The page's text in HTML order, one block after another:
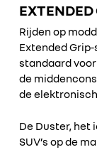
EXTENDED
Rijden op
Extended
standaard
de
de
De Duster,
SUV’s op de